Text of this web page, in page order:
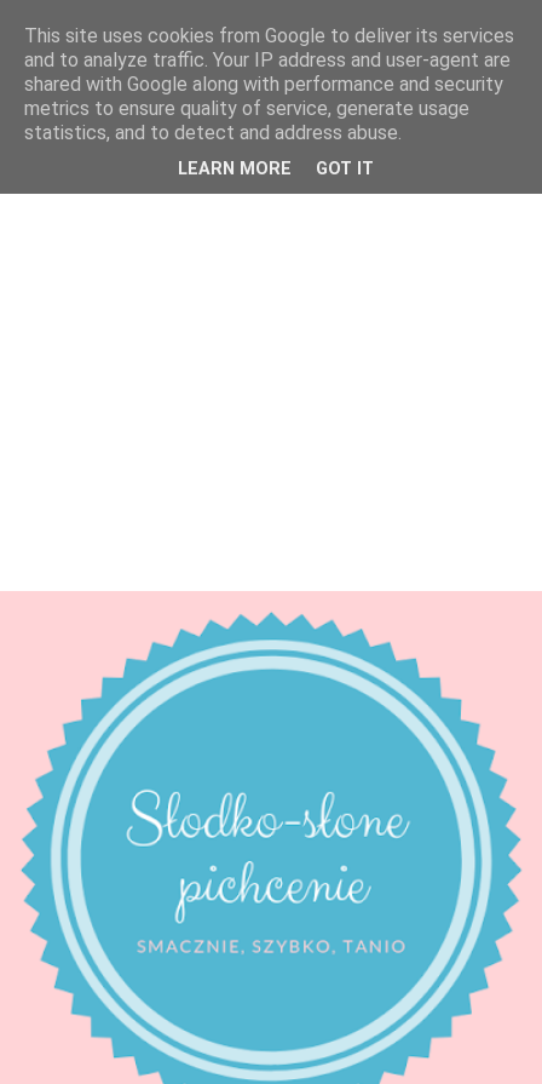
This site uses cookies from Google to deliver its services
and to analyze traffic. Your IP address and user-agent are
shared with Google along with performance and security
metrics to ensure quality of service, generate usage
statistics, and to detect and address abuse.
LEARN MORE GOT IT